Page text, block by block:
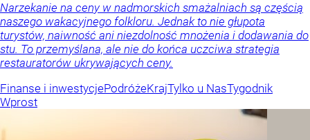
Narzekanie na ceny w nadmorskich smażalniach są częścią
naszego wakacyjnego folkloru. Jednak to nie głupota
turystów, naiwność ani niezdolność mnożenia i dodawania do
stu. To przemyślana, ale nie do końca uczciwa strategia
restauratorów ukrywających ceny.
Finanse i inwestycjePodróżeKrajTylko u NasTygodnik
Wprost